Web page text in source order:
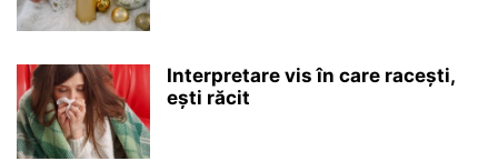
Interpretare vis în care racești,
ești răcit